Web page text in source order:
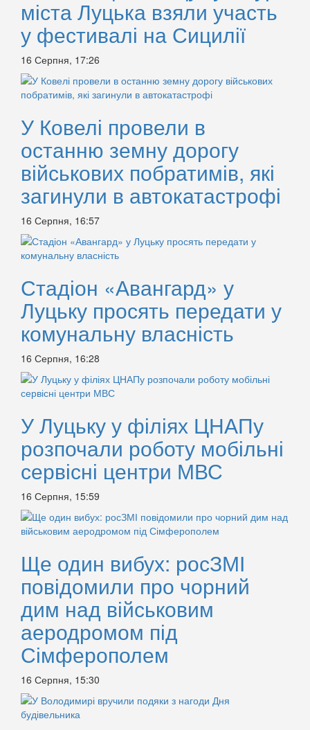
міста Луцька взяли участь
у фестивалі на Сицилії
16 Серпня, 17:26
У Ковелі провели в
останню земну дорогу
військових побратимів, які
загинули в автокатастрофі
16 Серпня, 16:57
Стадіон «Авангард» у
Луцьку просять передати у
комунальну власність
16 Серпня, 16:28
У Луцьку у філіях ЦНАПу
розпочали роботу мобільні
сервісні центри МВС
16 Серпня, 15:59
Ще один вибух: росЗМІ
повідомили про чорний
дим над військовим
аеродромом під
Сімферополем
16 Серпня, 15:30